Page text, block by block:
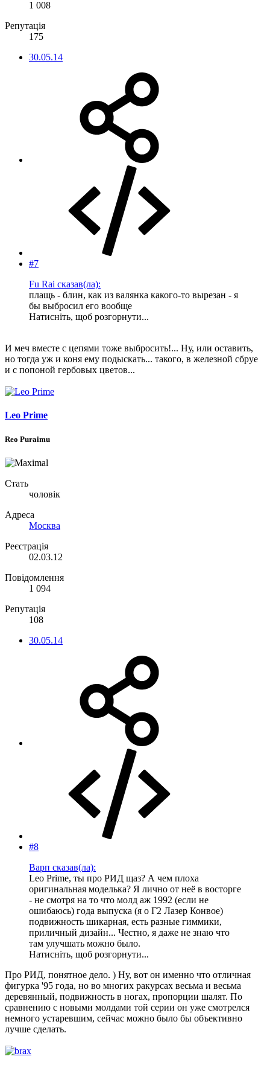
1 008
Репутація
175
30.05.14
#7
Fu Rai сказав(ла):
плащь - блин, как из валянка какого-то вырезан - я
бы выбросил его вообще
Натисніть, щоб розгорнути...
И меч вместе с цепями тоже выбросить!... Ну, или оставить,
но тогда уж и коня ему подыскать... такого, в железной сбруе
и с попоной гербовых цветов...
Leo Prime
Reo Puraimu
Стать
чоловік
Адреса
Москва
Реєстрація
02.03.12
Повідомлення
1 094
Репутація
108
30.05.14
#8
Варп сказав(ла):
Leo Prime, ты про РИД щаз? А чем плоха
оригинальная моделька? Я лично от неё в восторге
- не смотря на то что молд аж 1992 (если не
ошибаюсь) года выпуска (я о Г2 Лазер Конвое)
подвижность шикарная, есть разные гиммики,
приличный дизайн... Честно, я даже не знаю что
там улучшать можно было.
Натисніть, щоб розгорнути...
Про РИД, понятное дело. ) Ну, вот он именно что отличная
фигурка '95 года, но во многих ракурсах весьма и весьма
деревянный, подвижность в ногах, пропорции шалят. По
сравнению с новыми молдами той серии он уже смотрелся
немного устаревшим, сейчас можно было бы объективно
лучше сделать.